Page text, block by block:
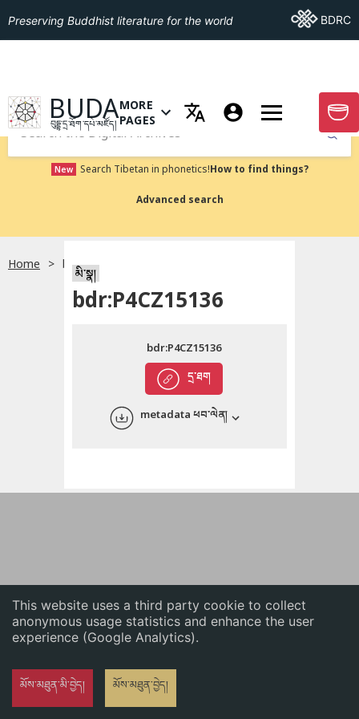
This website uses a third party cookie to collect
anonymous usage statistics and enhance the user
experience (Google Analytics).
མོས་མཐུན་མི་བྱེད། མོས་མཐུན་བྱེད།
English
Preserving Buddhist literature for the world Go ToBDRC
GO TO HOMEPAGE
BUDA
བུདྡྷ་དྲ་ཐོག་དཔེ་མཛོད།
OPEN MENU OF MORE PAGES
MORE
PAGES
GO
Submit
New Search Tibetan in phonetics!How to find things?
Advanced search
Home bdr:P4CZ15136
མི་སྣ།
bdr:P4CZ15136
དྲ་ཐག
bdr:P4CZ15136
metadata ཕབ་ལེན།